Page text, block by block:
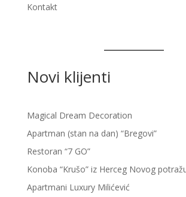
Kontakt
Novi klijenti
Magical Dream Decoration
Apartman (stan na dan) “Bregovi”
Restoran “7 GO”
Konoba “Krušo” iz Herceg Novog
Apartmani Luxury Milićević